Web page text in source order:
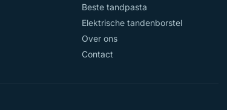
Beste tandpasta
Elektrische tandenborstel
Over ons
Contact